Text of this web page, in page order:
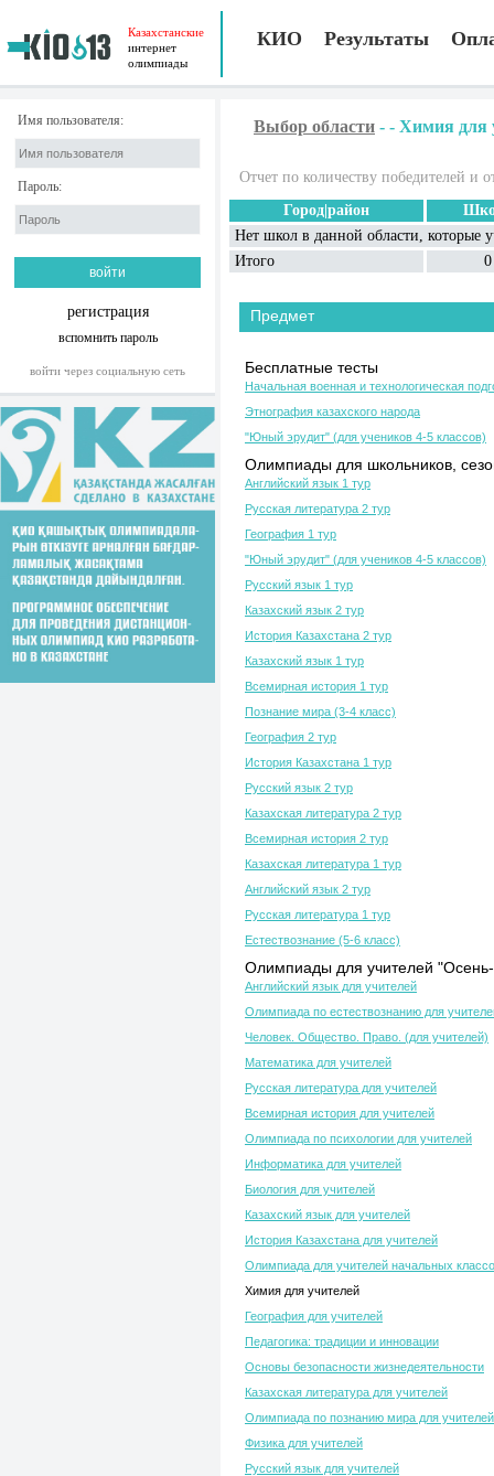
Казахстанские
интернет
олимпиады
КИО Результаты
Имя пользователя:
Пароль:
регистрация
вспомнить пароль
войти через социальную сеть
Выбор области - - Химия для
Отчет по количеству победителей и
Город|район
Нет школ в данной области, которые
Итого
0
Предмет
Бесплатные тесты
Начальная военная и технологическая
Этнография казахского народа
"Юный эрудит" (для учеников 4-5 классов)
Олимпиады для школьников,
Английский язык 1 тур
Русская литература 2 тур
География 1 тур
"Юный эрудит" (для учеников 4-5 классов)
Русский язык 1 тур
Казахский язык 2 тур
История Казахстана 2 тур
Казахский язык 1 тур
Всемирная история 1 тур
Познание мира (3-4 класс)
География 2 тур
История Казахстана 1 тур
Русский язык 2 тур
Казахская литература 2 тур
Всемирная история 2 тур
Казахская литература 1 тур
Английский язык 2 тур
Русская литература 1 тур
Естествознание (5-6 класс)
Олимпиады для учителей
Английский язык для учителей
Олимпиада по естествознанию для
Человек. Общество. Право. (для учителей)
Математика для учителей
Русская литература для учителей
Всемирная история для учителей
Олимпиада по психологии для учителей
Информатика для учителей
Биология для учителей
Казахский язык для учителей
История Казахстана для учителей
Олимпиада для учителей начальных
Химия для учителей
География для учителей
Педагогика: традиции и инновации
Основы безопасности жизнедеятельности
Казахская литература для учителей
Олимпиада по познанию мира для учителей
Физика для учителей
Русский язык для учителей